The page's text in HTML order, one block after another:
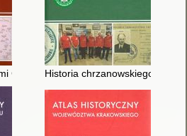
Chrzanowskiej : atlas opracowany w
Historia chrzanowskiego